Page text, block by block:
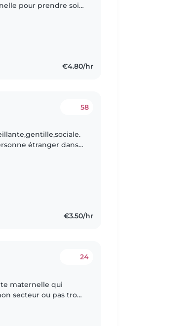
pour prendre soin
€4.80/hr
58
étranger dans
€3.50/hr
24
secteur ou pas trop